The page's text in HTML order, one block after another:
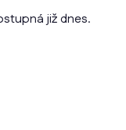
již dnes.